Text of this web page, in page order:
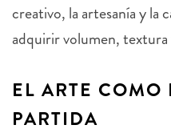
creativo, la artesanía y la
adquirir volumen,
EL ARTE COMO
PARTIDA